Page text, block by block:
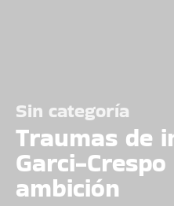
Sin categoría
Traumas de
Garci-
ambición